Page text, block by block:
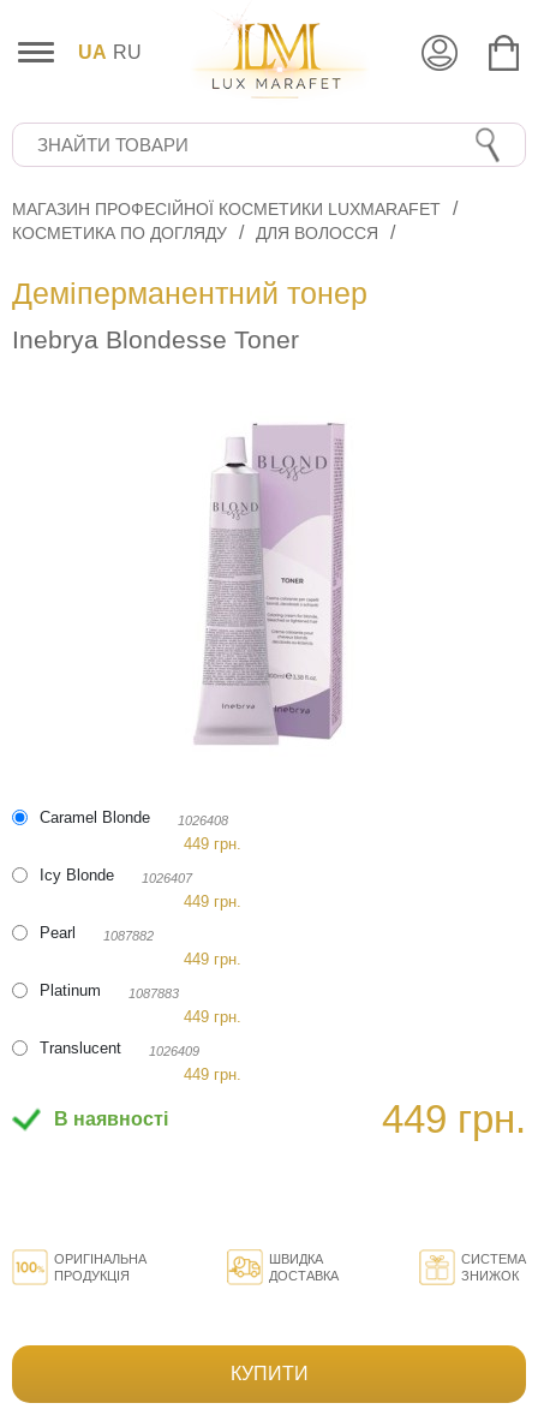
UA RU
МАГАЗИН ПРОФЕСІЙНОЇ КОСМЕТИКИ LUXMARAFET
КОСМЕТИКА ПО ДОГЛЯДУ
ДЛЯ ВОЛОССЯ
Деміперманентний тонер
Inebrya Blondesse Toner
Caramel Blonde 1026408
449 грн.
Icy Blonde
1026407
449 грн.
Pearl
1087882
449 грн.
Platinum
1087883
449 грн.
Translucent
1026409
449 грн.
В наявності 449 грн.
ОРИГІНАЛЬНА
ПРОДУКЦІЯ
ШВИДКА
ДОСТАВКА
СИСТЕМА
ЗНИЖОК
КУПИТИ